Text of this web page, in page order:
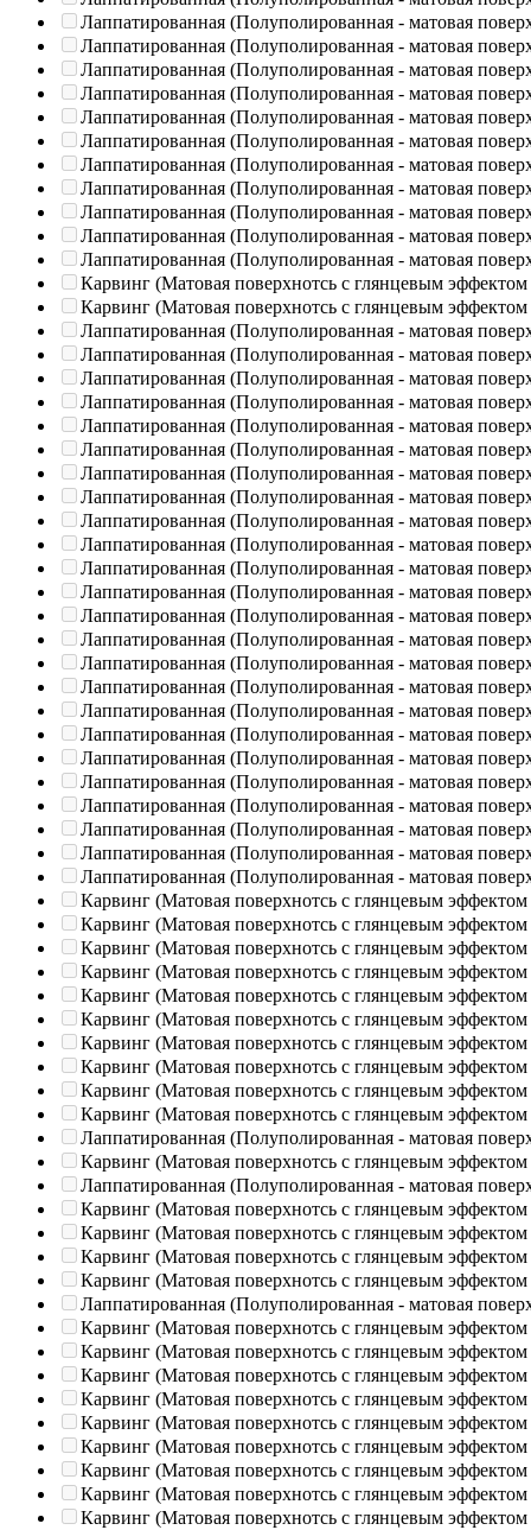
Лаппатированная (Полуполированная - матовая
Лаппатированная (Полуполированная - матовая
Лаппатированная (Полуполированная - матовая
Лаппатированная (Полуполированная - матовая
Лаппатированная (Полуполированная - матовая
Лаппатированная (Полуполированная - матовая
Лаппатированная (Полуполированная - матовая
Лаппатированная (Полуполированная - матовая
Лаппатированная (Полуполированная - матовая
Лаппатированная (Полуполированная - матовая
Лаппатированная (Полуполированная - матовая
Карвинг (Матовая поверхнотсь с глянцевым эффектом
Карвинг (Матовая поверхнотсь с глянцевым эффектом
Лаппатированная (Полуполированная - матовая
Лаппатированная (Полуполированная - матовая
Лаппатированная (Полуполированная - матовая
Лаппатированная (Полуполированная - матовая
Лаппатированная (Полуполированная - матовая
Лаппатированная (Полуполированная - матовая
Лаппатированная (Полуполированная - матовая
Лаппатированная (Полуполированная - матовая
Лаппатированная (Полуполированная - матовая
Лаппатированная (Полуполированная - матовая
Лаппатированная (Полуполированная - матовая
Лаппатированная (Полуполированная - матовая
Лаппатированная (Полуполированная - матовая
Лаппатированная (Полуполированная - матовая
Лаппатированная (Полуполированная - матовая
Лаппатированная (Полуполированная - матовая
Лаппатированная (Полуполированная - матовая
Лаппатированная (Полуполированная - матовая
Лаппатированная (Полуполированная - матовая
Лаппатированная (Полуполированная - матовая
Лаппатированная (Полуполированная - матовая
Лаппатированная (Полуполированная - матовая
Лаппатированная (Полуполированная - матовая
Лаппатированная (Полуполированная - матовая
Карвинг (Матовая поверхнотсь с глянцевым эффектом
Карвинг (Матовая поверхнотсь с глянцевым эффектом
Карвинг (Матовая поверхнотсь с глянцевым эффектом
Карвинг (Матовая поверхнотсь с глянцевым эффектом
Карвинг (Матовая поверхнотсь с глянцевым эффектом
Карвинг (Матовая поверхнотсь с глянцевым эффектом
Карвинг (Матовая поверхнотсь с глянцевым эффектом
Карвинг (Матовая поверхнотсь с глянцевым эффектом
Карвинг (Матовая поверхнотсь с глянцевым эффектом
Карвинг (Матовая поверхнотсь с глянцевым эффектом
Лаппатированная (Полуполированная - матовая
Карвинг (Матовая поверхнотсь с глянцевым эффектом
Лаппатированная (Полуполированная - матовая
Карвинг (Матовая поверхнотсь с глянцевым эффектом
Карвинг (Матовая поверхнотсь с глянцевым эффектом
Карвинг (Матовая поверхнотсь с глянцевым эффектом
Карвинг (Матовая поверхнотсь с глянцевым эффектом
Лаппатированная (Полуполированная - матовая
Карвинг (Матовая поверхнотсь с глянцевым эффектом
Карвинг (Матовая поверхнотсь с глянцевым эффектом
Карвинг (Матовая поверхнотсь с глянцевым эффектом
Карвинг (Матовая поверхнотсь с глянцевым эффектом
Карвинг (Матовая поверхнотсь с глянцевым эффектом
Карвинг (Матовая поверхнотсь с глянцевым эффектом
Карвинг (Матовая поверхнотсь с глянцевым эффектом
Карвинг (Матовая поверхнотсь с глянцевым эффектом
Карвинг (Матовая поверхнотсь с глянцевым эффектом